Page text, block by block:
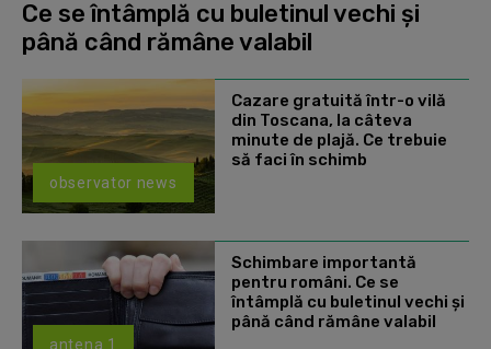
Ce se întâmplă cu buletinul vechi și
până când rămâne valabil
observator news
Cazare gratuită într-o vilă
din Toscana, la câteva
minute de plajă. Ce trebuie
să faci în schimb
antena 1
Schimbare importantă
pentru români. Ce se
întâmplă cu buletinul vechi și
până când rămâne valabil